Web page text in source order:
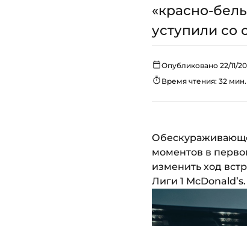
«красно-
уступили со
Опубликовано 22/11/
Время чтения: 32 мин.
моментов в
изменить ход
Лиги 1 McDonald’s.